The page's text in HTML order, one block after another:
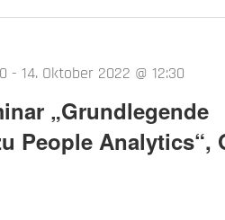
„Grundlegende
People Analytics“,
- 14. Oktober 2022 @ 12:30